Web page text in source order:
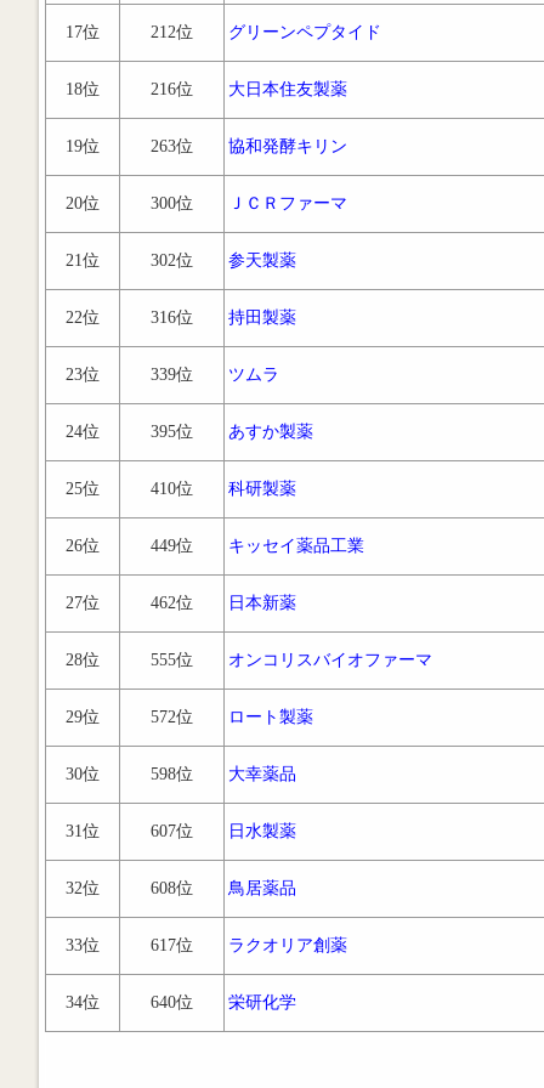
17位 212位 グリーンペプタイド
18位 216位 大日本住友製薬
19位 263位 協和発酵キリン
20位 300位 ＪＣＲファーマ
21位 302位 参天製薬
22位 316位 持田製薬
23位 339位 ツムラ
24位 395位 あすか製薬
25位 410位 科研製薬
26位 449位 キッセイ薬品工業
27位 462位 日本新薬
28位 555位 オンコリスバイオファーマ
29位 572位 ロート製薬
30位 598位 大幸薬品
31位 607位 日水製薬
32位 608位 鳥居薬品
33位 617位 ラクオリア創薬
34位 640位 栄研化学